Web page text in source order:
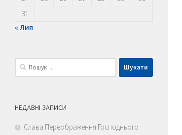
31
« Лип
Пошук:
НЕДАВНІ ЗАПИСИ
Слава Переображення Господнього